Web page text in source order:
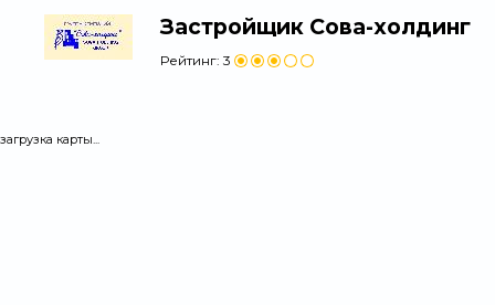
Застройщик Сова-холдинг
Рейтинг: 3
загрузка карты...